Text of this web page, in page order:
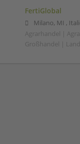
FertiGlobal
Milano, MI ,
Agrarhandel |
Großhandel |